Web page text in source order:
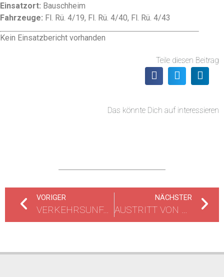
Einsatzort: Bauschheim
Fahrzeuge: Fl. Rü. 4/19, Fl. Rü. 4/40, Fl. Rü. 4/43
Kein Einsatzbericht vorhanden
Teile diesen Beitrag
Das könnte Dich auf interessieren
VORIGER
VERKEHRSUNFALL
NÄCHSTER